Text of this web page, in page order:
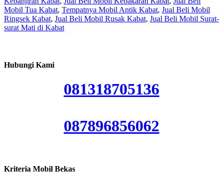
Mobil Tua Kabat, Tempatnya Mobil Antik Kabat, Jual Beli Mobil
Ringsek Kabat, Jual Beli Mobil Rusak Kabat, Jual Beli Mobil Surat-
surat Mati di Kabat
Hubungi Kami
081318705136
087896856062
Kriteria Mobil Bekas